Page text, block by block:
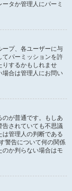
タか管理人にパーミ
ープ、各ユーザーに与
てパーミッションを許
りするかもしれませ
場合は管理人にお問い
が普通です。もしあ
告されていても不思議
管理人の判断である
警告について何の関係
のか判らない場合はモ